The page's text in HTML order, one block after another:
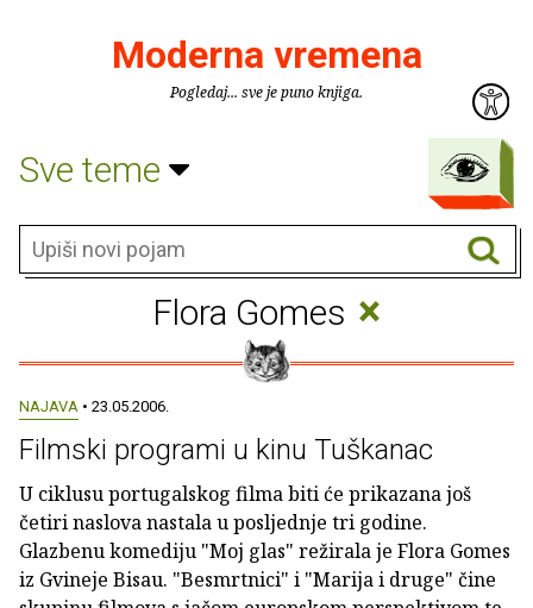
Moderna vremena
Pogledaj... sve je puno knjiga.
Sve teme
Flora Gomes ×
NAJAVA • 23.05.2006.
Filmski programi u kinu Tuškanac
U ciklusu portugalskog filma biti će prikazana još
četiri naslova nastala u posljednje tri godine.
Glazbenu komediju "Moj glas" režirala je Flora Gomes
iz Gvineje Bisau. "Besmrtnici" i "Marija i druge" čine